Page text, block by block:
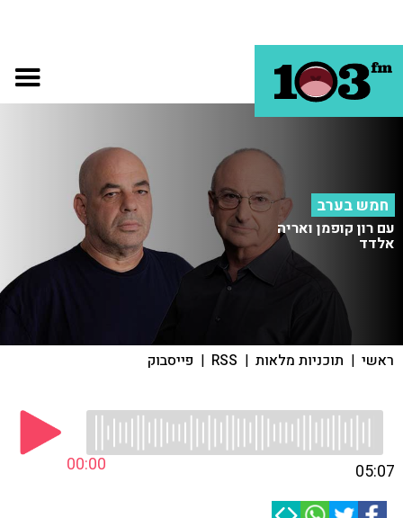
חמש בערב
עם רון קופמן ואריה
אלדד
ראשי | תוכניות מלאות |
RSS
| פייסבוק
00:00 05:07